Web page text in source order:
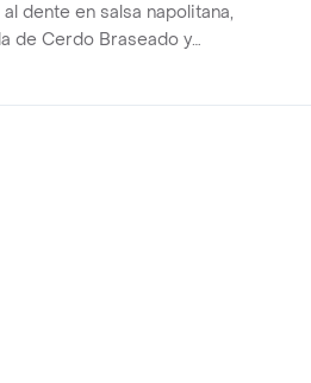
al dente en salsa napolitana,
de Cerdo Braseado y
tomate cherry y